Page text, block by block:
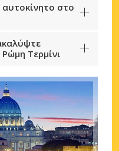
στο
Τερμίνι